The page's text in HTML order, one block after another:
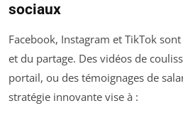
sociaux
Facebook, Instagram et TikTok
et du partage. Des vidéos de
portail, ou des témoignages de
stratégie innovante vise à :